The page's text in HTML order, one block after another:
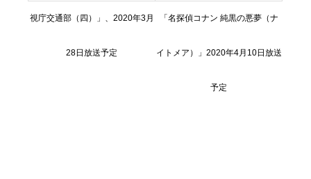
視庁交通部（四）」、2020年3月
28日放送予定
「名探偵コナン 純黒の悪夢（ナ
イトメア）」2020年4月10日放送
予定